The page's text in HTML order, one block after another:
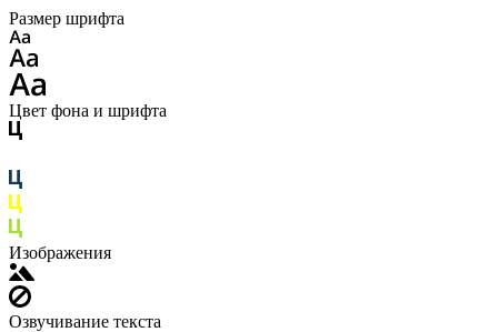
Размер шрифта
Цвет фона и шрифта
Изображения
Озвучивание текста